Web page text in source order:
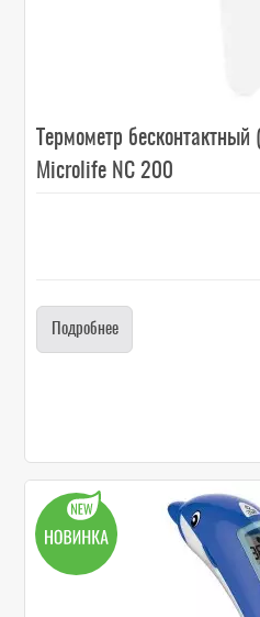
Термометр
Microlife NC 200
Подробнее